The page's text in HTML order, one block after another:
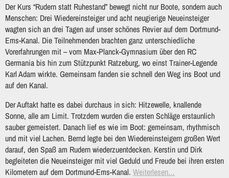
Der Kurs “Rudern statt Ruhestand” bewegt nicht nur Boote, sondern auch
Menschen: Drei Wiedereinsteiger und acht neugierige Neueinsteiger
wagten sich an drei Tagen auf unser schönes Revier auf dem Dortmund-
Ems-Kanal. Die Teilnehmenden brachten ganz unterschiedliche
Vorerfahrungen mit – vom Max-Planck-Gymnasium über den RC
Germania bis hin zum Stützpunkt Ratzeburg, wo einst Trainer-Legende
Karl Adam wirkte. Gemeinsam fanden sie schnell den Weg ins Boot und
auf den Kanal.
Der Auftakt hatte es dabei durchaus in sich: Hitzewelle, knallende
Sonne, alle am Limit. Trotzdem wurden die ersten Schläge erstaunlich
sauber gemeistert. Danach lief es wie im Boot: gemeinsam, rhythmisch
und mit viel Lachen. Bernd legte bei den Wiedereinsteigern großen Wert
darauf, den Spaß am Rudern wiederzuentdecken. Kerstin und Dirk
begleiteten die Neueinsteiger mit viel Geduld und Freude bei ihren ersten
Kilometern auf dem Dortmund-Ems-Kanal. Weiterlesen…